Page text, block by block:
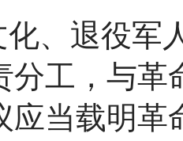
、退役军
分工，与革
应当载明革